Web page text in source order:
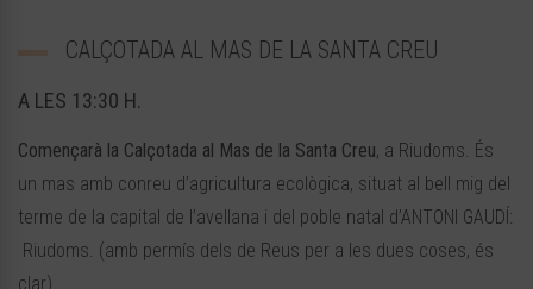
CALÇOTADA AL MAS DE LA SANTA CREU
A LES 13:30 H.
Començarà la Calçotada al Mas de la Santa Creu, a Riudoms. És
un mas amb conreu d’agricultura ecològica, situat al bell mig del
terme de la capital de l’avellana i del poble natal d’ANTONI GAUDÍ:
Riudoms. (amb permís dels de Reus per a les dues coses, és
clar)